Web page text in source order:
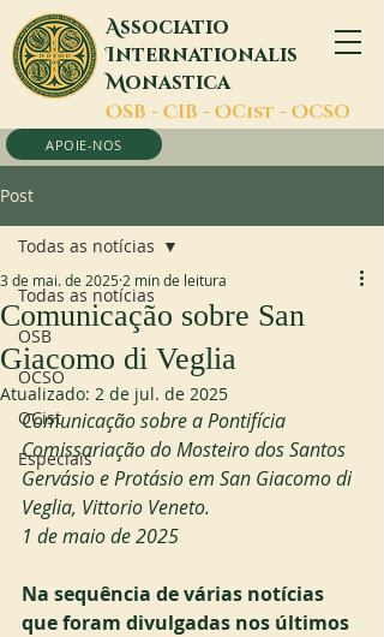
Associatio
Internationalis
Monastica
OSB - CIB - OCist - OCSO
APOIE-NOS
Post
Todas as notícias
OSB
OCSO
OCist
Especiais
Todas as notícias
Comunicação sobre San
Giacomo di Veglia
3 de mai. de 2025 2 min de leitura
Atualizado: 2 de jul. de 2025
Comunicação sobre a Pontifícia
Comissariação do Mosteiro dos Santos
Gervásio e Protásio em San Giacomo di
Veglia, Vittorio Veneto.
1 de maio de 2025
Na sequência de várias notícias
que foram divulgadas nos últimos